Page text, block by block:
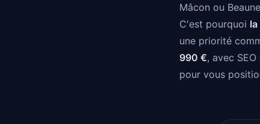
Mâcon ou
C'est pourquoi
une priorité
990 €, avec
pour vous